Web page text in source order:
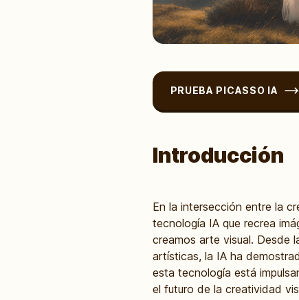
PRUEBA PICASSO IA
Introducción
En la intersección entre la
tecnología IA que recrea
creamos arte visual. Desde
artísticas, la IA ha
esta tecnología está
el futuro de la creatividad